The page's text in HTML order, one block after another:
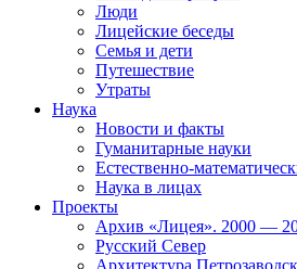
Люди
Лицейские беседы
Семья и дети
Путешествие
Утраты
Наука
Новости и факты
Гуманитарные науки
Естественно-
Наука в лицах
Проекты
Архив «Лицея». 2000 —
Русский Север